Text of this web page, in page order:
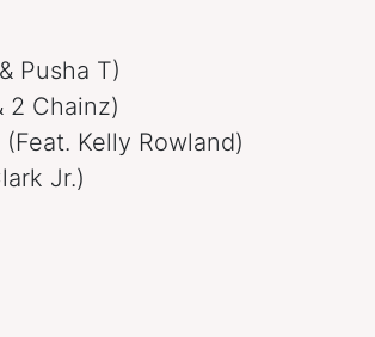
Pusha T)
2 Chainz)
Kelly Rowland)
Jr.)